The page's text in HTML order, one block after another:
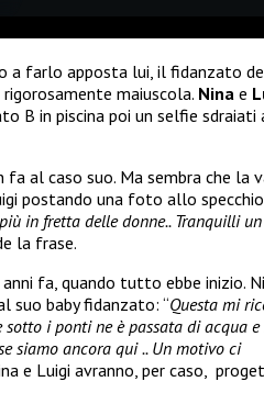
a farlo apposta lui, il fidanzato
maiuscola. Nina e
B in piscina poi un selfie
fa al caso suo. Ma sembra che la
postando una foto allo specchio,
in fretta delle donne.. Tranquilli un
la frase.
fa, quando tutto ebbe inizio.
suo baby fidanzato: “Questa mi
sotto i ponti ne è passata di acqua
siamo ancora qui .. Un motivo ci
e Luigi avranno, per caso,